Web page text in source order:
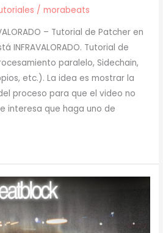
/morabeats
– Tutorial de Patcher en
INFRAVALORADO. Tutorial de
paralelo, Sidechain,
etc.). La idea es mostrar la
proceso para que el video no
interesa que haga uno de